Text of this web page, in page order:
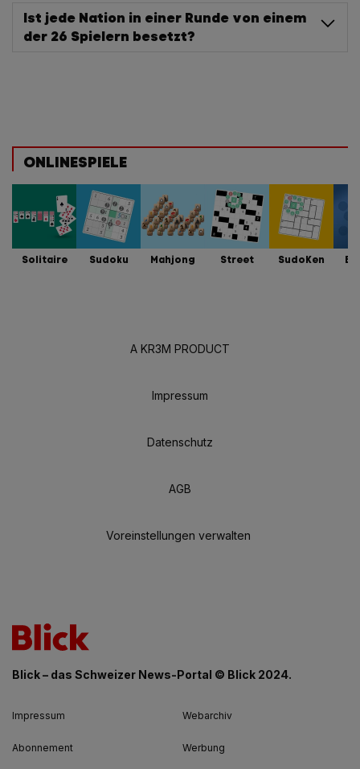
Ist jede Nation in einer Runde von einem
der 26 Spielern besetzt?
ONLINESPIELE
Solitaire Sudoku Mahjong Street SudoKen
A KR3M PRODUCT
Impressum
Datenschutz
AGB
Voreinstellungen verwalten
Blick – das Schweizer News-Portal © Blick 2024.
Impressum
Abonnement
Webarchiv
Werbung